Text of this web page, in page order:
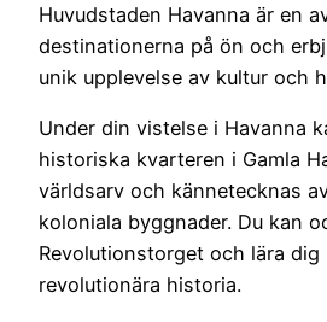
Huvudstaden Havanna är en
destinationerna på ön och
unik upplevelse av kultur och
Under din vistelse i Havanna
historiska kvarteren i Gamla
världsarv och kännetecknas
koloniala byggnader. Du kan
Revolutionstorget och lära dig
revolutionära historia.